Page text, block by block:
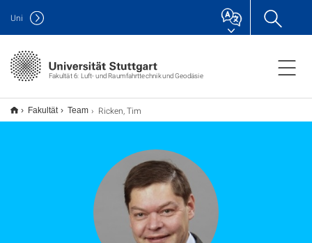
Fakultät 6: Luft- und Raumfahrttechnik und Geodäsie
Uni
Fakultät Team Ricken, Tim